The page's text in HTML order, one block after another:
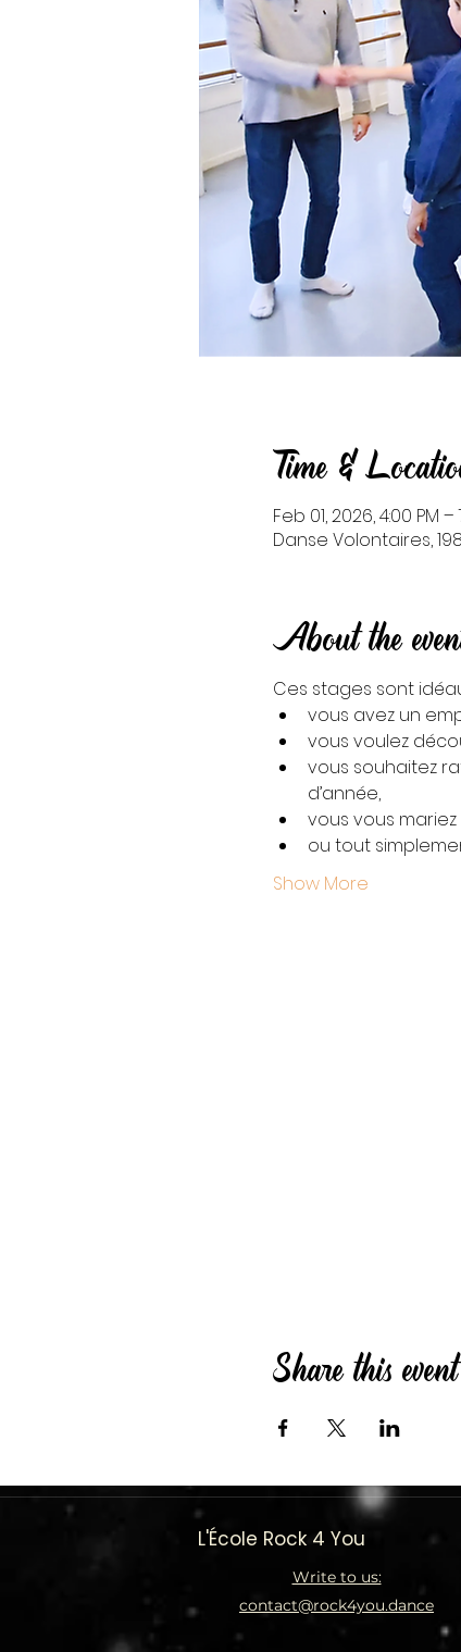
Time &
Feb 01, 2026, 4:00 PM –
Danse Volontaires,
About the
Ces stages sont
vous avez un
vous voulez
vous souhaitez
d’année,
vous vous
ou tout
Show More
Share this event
L'École Rock 4 You
Write to us:
contact@rock4you.dance